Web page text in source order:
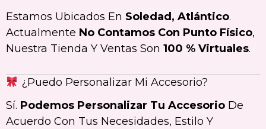
Estamos Ubicados En Soledad, Atlántico.
Actualmente No Contamos Con Punto Físico,
Nuestra Tienda Y Ventas Son 100 % Virtuales.
¿Puedo Personalizar Mi Accesorio?
Sí. Podemos Personalizar Tu Accesorio De
Acuerdo Con Tus Necesidades, Estilo Y